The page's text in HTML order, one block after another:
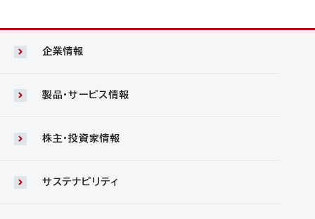
企業情報
製品・サービス情報
株主・投資家情報
サステナビリティ